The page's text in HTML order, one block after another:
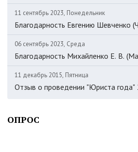
11 сентябрь 2023, Понедельник
Благодарность Евгению Шевченко
06 сентябрь 2023, Среда
Благодарность Михайленко Е. В.
11 декабрь 2015, Пятница
Отзыв о проведении "Юриста года"
ОПРОС